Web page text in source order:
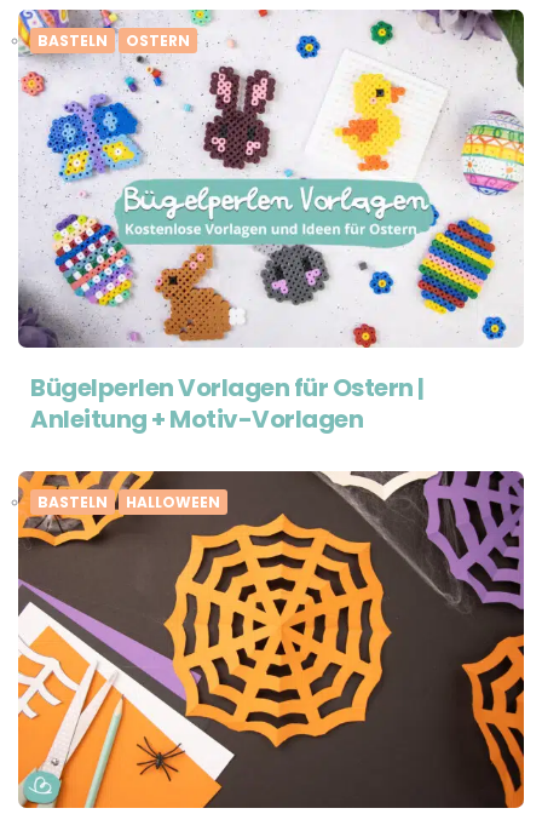
BASTELN OSTERN
Bügelperlen Vorlagen für Ostern |
Anleitung + Motiv-Vorlagen
BASTELN HALLOWEEN